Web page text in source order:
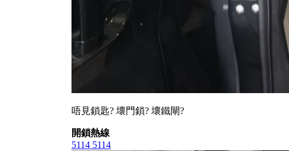
唔見鎖匙? 壞門鎖? 壞鐵閘?
開鎖熱線
5114 5114